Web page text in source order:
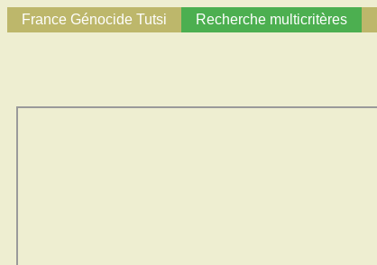
France Génocide Tutsi Recherche multicritères